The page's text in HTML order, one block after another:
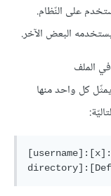
على النّظام.
البعض الآخر.
الملف
كل واحد منها